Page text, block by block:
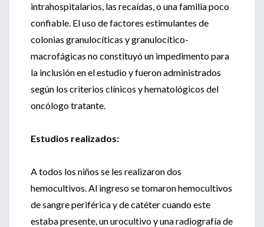
intrahospitalarios, las recaídas, o una familia poco
confiable. El uso de factores estimulantes de
colonias granulocíticas y granulocítico-
macrofágicas no constituyó un impedimento para
la inclusión en el estudio y fueron administrados
según los criterios clínicos y hematológicos del
oncólogo tratante.
Estudios realizados:
A todos los niños se les realizaron dos
hemocultivos. Al ingreso se tomaron hemocultivos
de sangre periférica y de catéter cuando este
estaba presente, un urocultivo y una radiografía de